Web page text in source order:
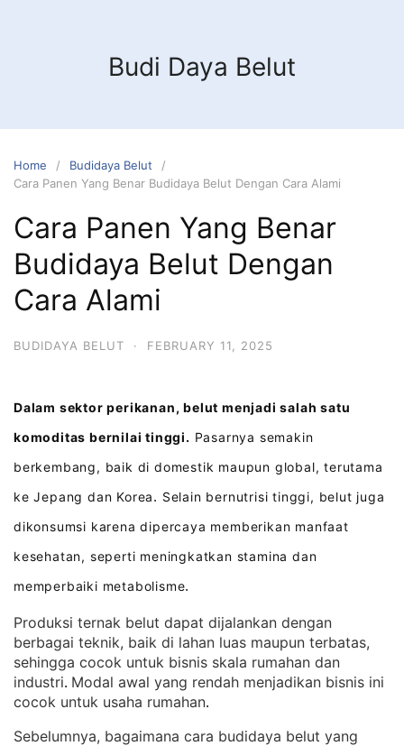
Budi Daya Belut
Home
Budidaya Belut
Cara Panen Yang Benar Budidaya Belut Dengan Cara Alami
Cara Panen Yang Benar
Budidaya Belut Dengan
Cara Alami
BUDIDAYA BELUT · FEBRUARY 11, 2025
Dalam sektor perikanan, belut menjadi salah satu
komoditas bernilai tinggi. Pasarnya semakin
berkembang, baik di domestik maupun global, terutama
ke Jepang dan Korea. Selain bernutrisi tinggi, belut juga
dikonsumsi karena dipercaya memberikan manfaat
kesehatan, seperti meningkatkan stamina dan
memperbaiki metabolisme.
Produksi ternak belut dapat dijalankan dengan
berbagai teknik, baik di lahan luas maupun terbatas,
sehingga cocok untuk bisnis skala rumahan dan
industri. Modal awal yang rendah menjadikan bisnis ini
cocok untuk usaha rumahan.
Sebelumnya, bagaimana cara budidaya belut yang